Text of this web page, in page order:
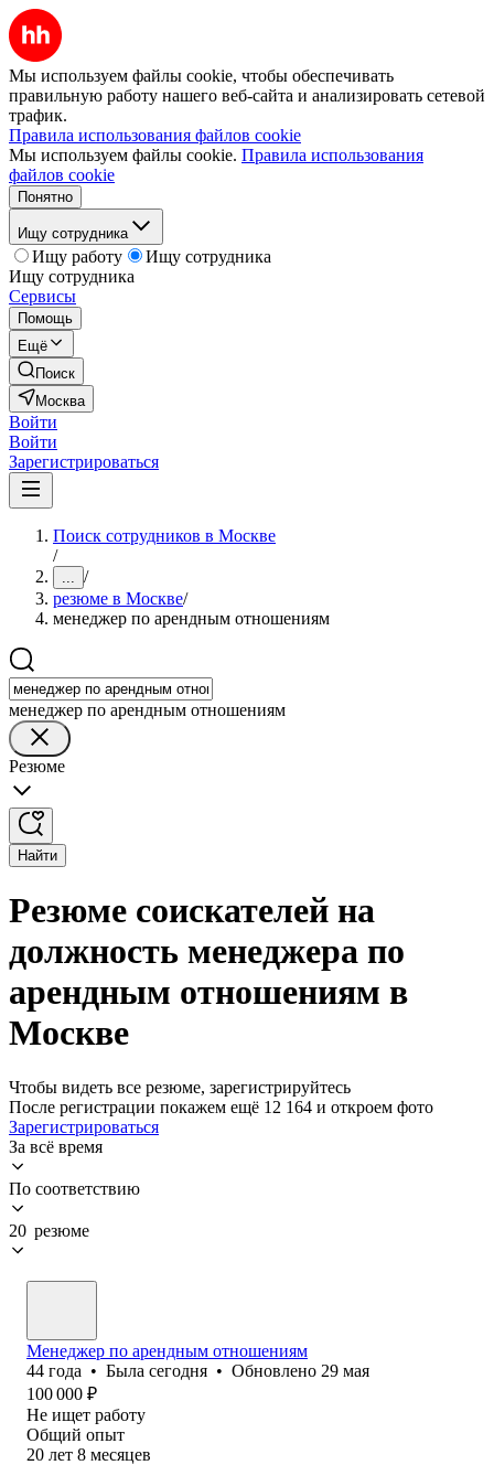
Мы используем файлы cookie, чтобы обеспечивать
правильную работу нашего веб-сайта и анализировать сетевой
трафик.
Правила использования файлов cookie
Мы используем файлы cookie. Правила использования
файлов cookie
Понятно
Ищу сотрудника
Ищу работу
Ищу сотрудника
Ищу сотрудника
Сервисы
Помощь
Ещё
Поиск
Москва
Войти
Войти
Зарегистрироваться
Поиск сотрудников в Москве
/
... /
резюме в Москве/
менеджер по арендным отношениям
менеджер по арендным отношениям
Резюме
Найти
Резюме соискателей на
должность менеджера по
арендным отношениям в
Москве
Чтобы видеть все резюме, зарегистрируйтесь
После регистрации покажем ещё 12 164 и откроем фото
Зарегистрироваться
За всё время
По соответствию
20 резюме
Менеджер по арендным отношениям
44 года • Была сегодня • Обновлено 29 мая
100 000 ₽
Не ищет работу
Общий опыт
20 лет 8 месяцев